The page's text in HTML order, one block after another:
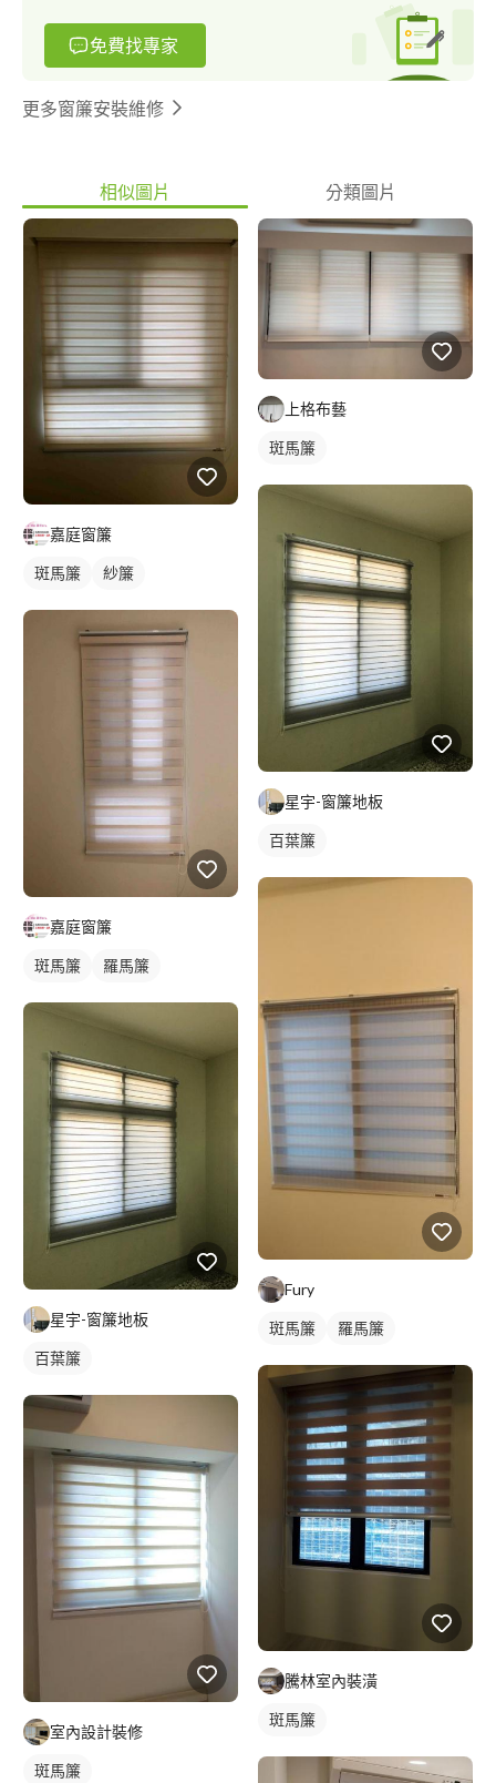
免費找專家
更多窗簾安裝維修
相似圖片 分類圖片
嘉庭窗簾
斑馬簾 紗簾
嘉庭窗簾
斑馬簾 羅馬簾
星宇-窗簾地板
百葉簾
室內設計裝修
斑馬簾
上格布藝
斑馬簾
星宇-窗簾地板
百葉簾
Fury
斑馬簾 羅馬簾
騰林室內裝潢
斑馬簾